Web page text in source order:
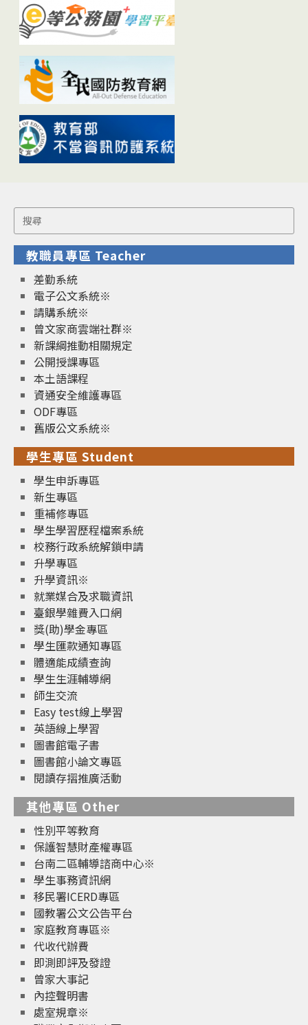
Search
for:
教職員專區 Teacher
差勤系統
電子公文系統※
請購系統※
曾文家商雲端社群※
新課綱推動相關規定
公開授課專區
本土語課程
資通安全維護專區
ODF專區
舊版公文系統※
學生專區 Student
學生申訴專區
新生專區
重補修專區
學生學習歷程檔案系統
校務行政系統解鎖申請
升學專區
升學資訊※
就業媒合及求職資訊
臺銀學雜費入口網
獎(助)學金專區
學生匯款通知專區
體適能成績查詢
學生生涯輔導網
師生交流
Easy test線上學習
英語線上學習
圖書館電子書
圖書館小論文專區
閱讀存摺推廣活動
其他專區 Other
性別平等教育
保護智慧財產權專區
台南二區輔導諮商中心※
學生事務資訊網
移民署ICERD專區
國教署公文公告平台
家庭教育專區※
代收代辦費
即測即評及發證
曾家大事記
內控聲明書
處室規章※